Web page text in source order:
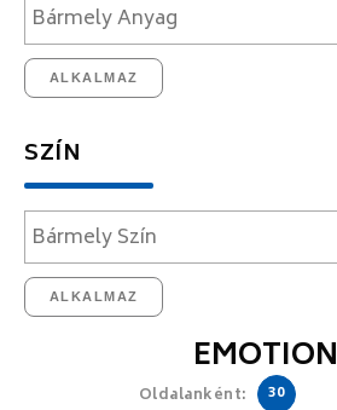
ALKALMAZ
SZÍN
ALKALMAZ
EMOTION
Oldalanként: 30